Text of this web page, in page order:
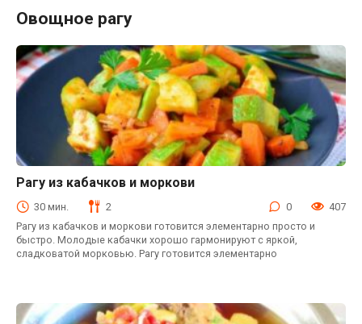
овощное рагу
Блюда из овощей
Рагу из кабачков и моркови
30 мин. 2 0
407
Рагу из кабачков и моркови готовится элементарно просто и
быстро. Молодые кабачки хорошо гармонируют с яркой,
сладковатой морковью. Рагу готовится элементарно